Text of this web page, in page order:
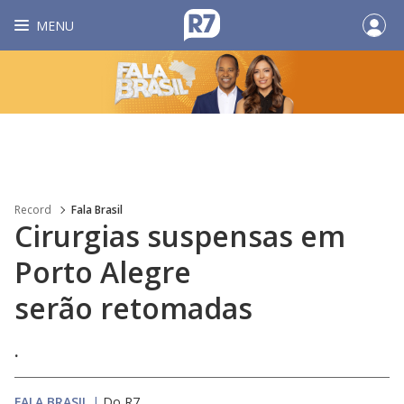
MENU
Record Fala Brasil
Cirurgias suspensas em
Porto Alegre
serão retomadas
.